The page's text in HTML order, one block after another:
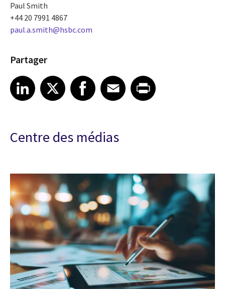
Paul Smith
+44 20 7991 4867
paul.a.smith@hsbc.com
Partager
Share article on LinkedIn
LinkedIn
Share article on XShare article on Facebook
Facebook
Share article on Email
EmailShare article on Print
Centre des médias